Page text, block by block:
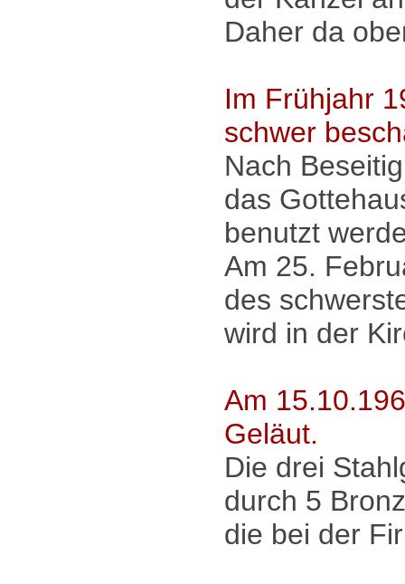
Daher da
Im Frühjahr
schwer
Nach
das
benutzt
Am 25.
des
wird in der
Am
Geläut.
Die drei
durch 5
die bei der